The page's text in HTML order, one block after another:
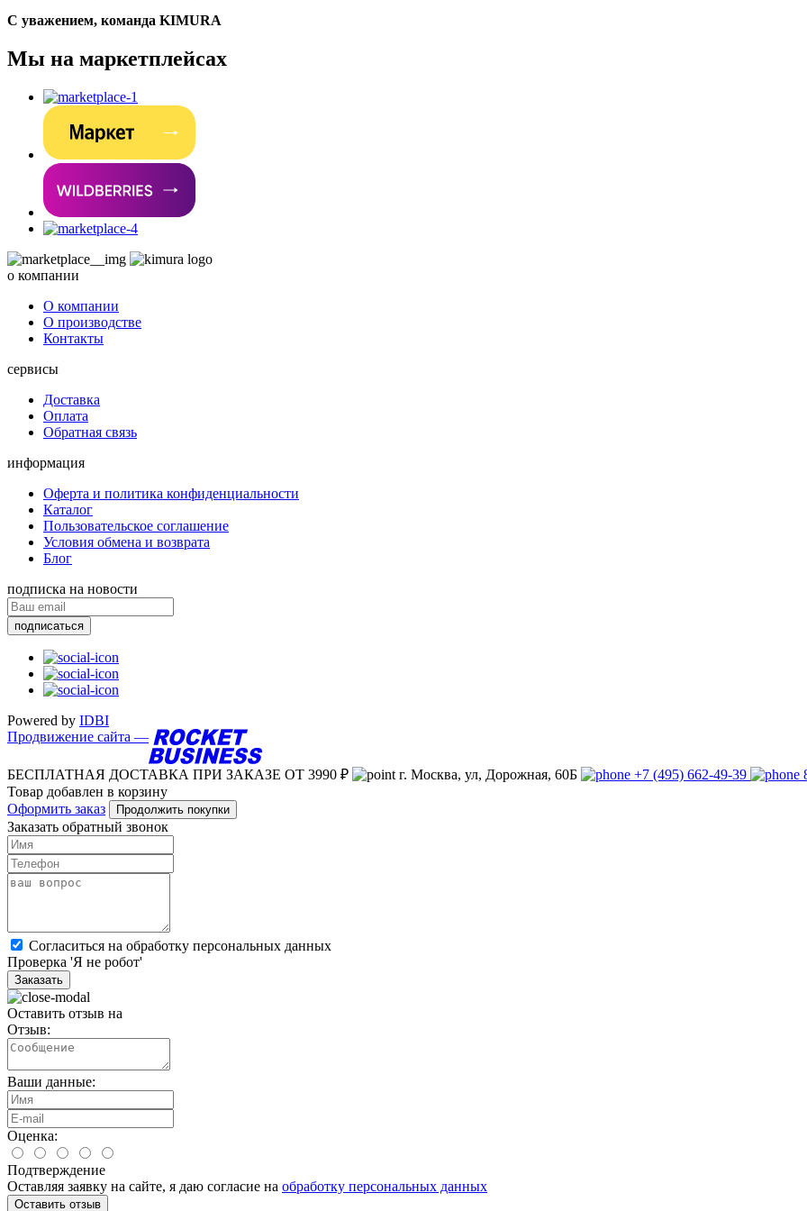
С уважением, команда KIMURA
Мы на маркетплейсах
о компании
О компании
О производстве
Контакты
сервисы
Доставка
Оплата
Обратная связь
информация
Оферта и политика конфиденциальности
Каталог
Пользовательское соглашение
Условия обмена и возврата
Блог
подписка на новости
подписаться
Powered by IDBI
Продвижение сайта —
БЕСПЛАТНАЯ ДОСТАВКА ПРИ ЗАКАЗЕ ОТ 3990 ₽ г. Москва, ул, Дорожная, 60Б +7 (495) 662-49-39
Товар добавлен в корзину
Оформить заказ
Продолжить покупки
Заказать обратный звонок
Cогласиться на обработку персональных данных
Проверка 'Я не робот'
Заказать
Оставить отзыв на
Отзыв:
Ваши данные:
Оценка:
Подтверждение
Оставляя заявку на сайте, я даю согласие на обработку персональных данных
Оставить отзыв